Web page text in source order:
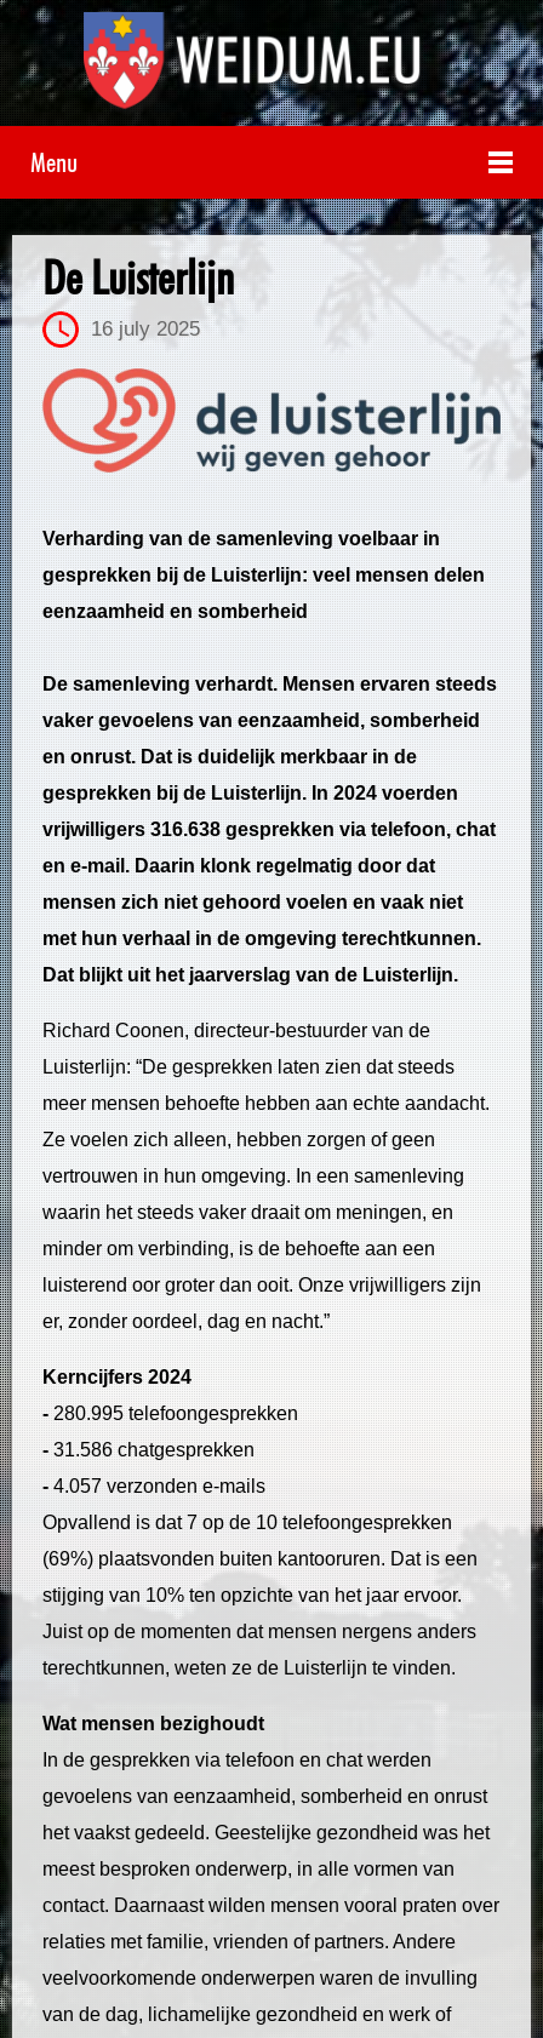
Menu
De Luisterlijn
16 july 2025
Verharding van de samenleving voelbaar in
gesprekken bij de Luisterlijn: veel mensen delen
eenzaamheid en somberheid
De samenleving verhardt. Mensen ervaren steeds
vaker gevoelens van eenzaamheid, somberheid
en onrust. Dat is duidelijk merkbaar in de
gesprekken bij de Luisterlijn. In 2024 voerden
vrijwilligers 316.638 gesprekken via telefoon, chat
en e-mail. Daarin klonk regelmatig door dat
mensen zich niet gehoord voelen en vaak niet
met hun verhaal in de omgeving terechtkunnen.
Dat blijkt uit het jaarverslag van de Luisterlijn.
Richard Coonen, directeur-bestuurder van de
Luisterlijn: “De gesprekken laten zien dat steeds
meer mensen behoefte hebben aan echte aandacht.
Ze voelen zich alleen, hebben zorgen of geen
vertrouwen in hun omgeving. In een samenleving
waarin het steeds vaker draait om meningen, en
minder om verbinding, is de behoefte aan een
luisterend oor groter dan ooit. Onze vrijwilligers zijn
er, zonder oordeel, dag en nacht.”
Kerncijfers 2024
-280.995 telefoongesprekken
-31.586 chatgesprekken
- 4.057 verzonden e-mails
Opvallend is dat 7 op de 10 telefoongesprekken
(69%) plaatsvonden buiten kantooruren. Dat is een
stijging van 10% ten opzichte van het jaar ervoor.
Juist op de momenten dat mensen nergens anders
terechtkunnen, weten ze de Luisterlijn te vinden.
Wat mensen bezighoudt
In de gesprekken via telefoon en chat werden
gevoelens van eenzaamheid, somberheid en onrust
het vaakst gedeeld. Geestelijke gezondheid was het
meest besproken onderwerp, in alle vormen van
contact. Daarnaast wilden mensen vooral praten over
relaties met familie, vrienden of partners. Andere
veelvoorkomende onderwerpen waren de invulling
van de dag, lichamelijke gezondheid en werk of